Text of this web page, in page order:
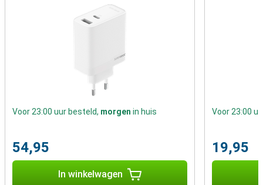
te slaan heb je een geheugenkaartje nodig, want de 225 4G heeft
zelf maar 128MB geheugen. Het toestel is verkrijgbaar in het zwart
Voor 23:00 uur besteld, morgen in huis
54,95
In winkelwagen
Voor 23:00
19,95